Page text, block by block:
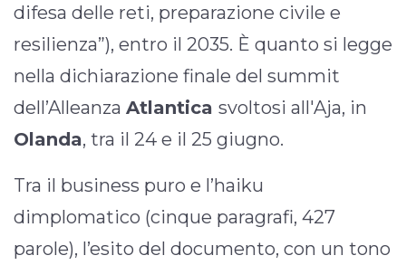
difesa delle reti, preparazione civile e
resilienza”), entro il 2035. È quanto si legge
nella dichiarazione finale del summit
dell’Alleanza Atlantica svoltosi all'Aja, in
Olanda, tra il 24 e il 25 giugno.
Tra il business puro e l’haiku
dimplomatico (cinque paragrafi, 427
parole), l’esito del documento, con un tono